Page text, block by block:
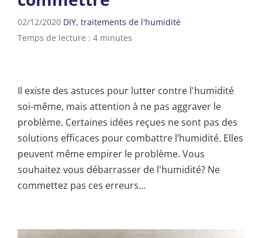
02/12/2020 DIY traitements de l'humidité
Temps de lecture : 4 minutes
Il existe des astuces pour lutter contre l'humidité
soi-même, mais attention à ne pas aggraver le
problème. Certaines idées reçues ne sont pas des
solutions efficaces pour combattre l’humidité. Elles
peuvent même empirer le problème. Vous
souhaitez vous débarrasser de l'humidité? Ne
commettez pas ces erreurs…